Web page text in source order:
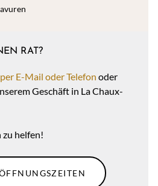
RAT?
E-Mail oder Telefon oder
Geschäft in La Chaux-
zu helfen!